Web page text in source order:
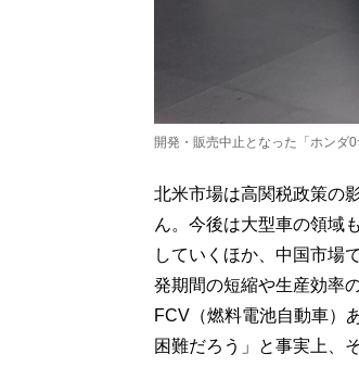
開発・販売中止となった「ホンダ0
北米市場は高関税政策の
ん。今後は大型車の領域
していくほか、中国市場
発期間の短縮や生産効率
FCV（燃料電池自動車）
困難だろう」と事実上、